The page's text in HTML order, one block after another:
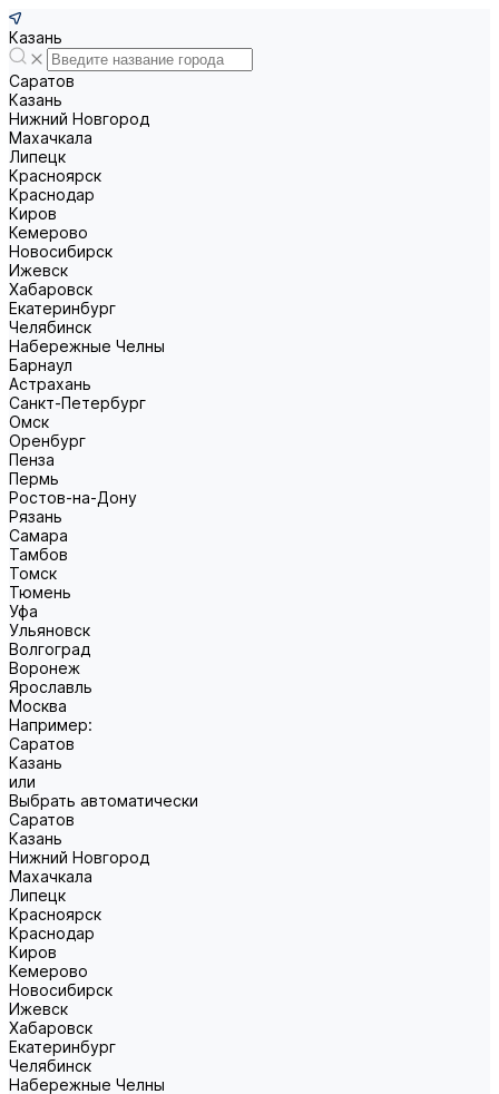
Казань
Саратов
Казань
Нижний Новгород
Махачкала
Липецк
Красноярск
Краснодар
Киров
Кемерово
Новосибирск
Ижевск
Хабаровск
Екатеринбург
Челябинск
Набережные Челны
Барнаул
Астрахань
Санкт-Петербург
Омск
Оренбург
Пенза
Пермь
Ростов-на-Дону
Рязань
Самара
Тамбов
Томск
Тюмень
Уфа
Ульяновск
Волгоград
Воронеж
Ярославль
Москва
Например:
Саратов
Казань
или
Выбрать автоматически
Саратов
Казань
Нижний Новгород
Махачкала
Липецк
Красноярск
Краснодар
Киров
Кемерово
Новосибирск
Ижевск
Хабаровск
Екатеринбург
Челябинск
Набережные Челны